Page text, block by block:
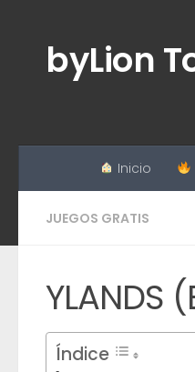
byLion
Inicio
JUEGOS GRATIS
YLANDS
Índice